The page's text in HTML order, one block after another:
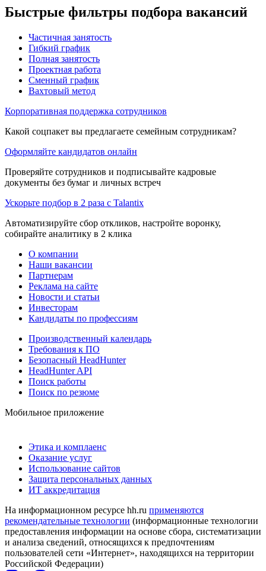
Быстрые фильтры подбора вакансий
Частичная занятость
Гибкий график
Полная занятость
Проектная работа
Сменный график
Вахтовый метод
Корпоративная поддержка сотрудников
Какой соцпакет вы предлагаете семейным сотрудникам?
Оформляйте кандидатов онлайн
Проверяйте сотрудников и подписывайте кадровые
документы без бумаг и личных встреч
Ускорьте подбор в 2 раза с Talantix
Автоматизируйте сбор откликов, настройте воронку,
собирайте аналитику в 2 клика
О компании
Наши вакансии
Партнерам
Реклама на сайте
Новости и статьи
Инвесторам
Кандидаты по профессиям
Производственный календарь
Требования к ПО
Безопасный HeadHunter
HeadHunter API
Поиск работы
Поиск по резюме
Мобильное приложение
Этика и комплаенс
Оказание услуг
Использование сайтов
Защита персональных данных
ИТ аккредитация
На информационном ресурсе hh.ru применяются
рекомендательные технологии (информационные технологии
предоставления информации на основе сбора, систематизации
и анализа сведений, относящихся к предпочтениям
пользователей сети «Интернет», находящихся на территории
Российской Федерации)